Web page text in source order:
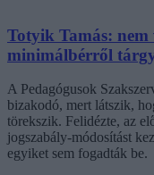
Totyik Tamás: nem
minimálbérről
A Pedagógusok
bizakodó, mert látszik,
törekszik. Felidézte, az
jogszabály-módosítást
egyiket sem fogadták be.